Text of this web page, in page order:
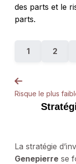
des parts et le
parts.
1 2
Risque le plus
La stratégie
Genepierre se